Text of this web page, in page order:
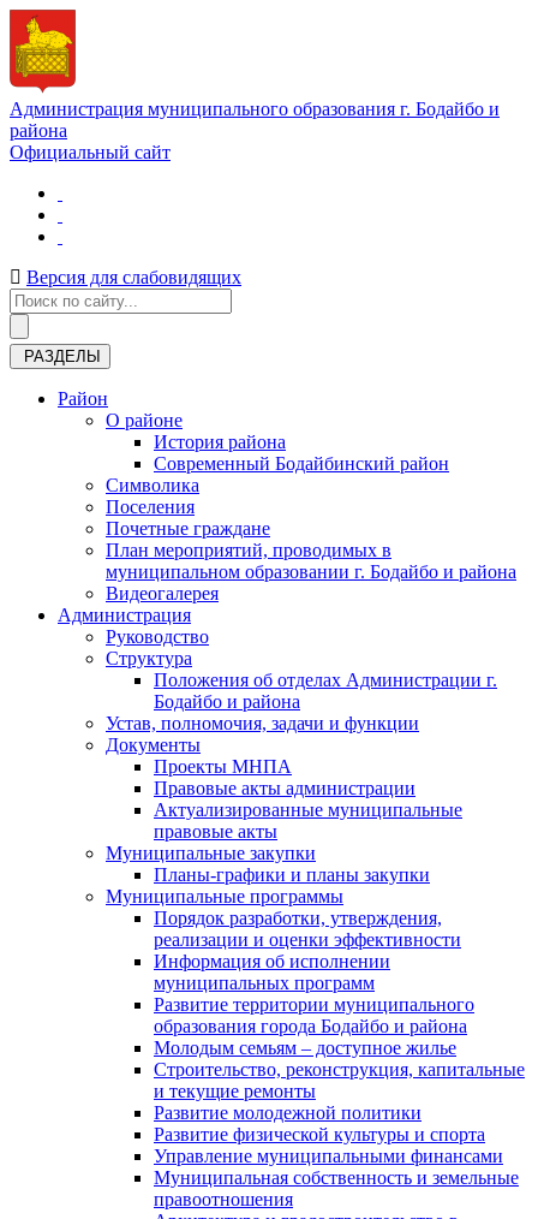
Администрация муниципального образования г. Бодайбо и
района
Официальный сайт
Версия для слабовидящих
РАЗДЕЛЫ
Район
О районе
История района
Современный Бодайбинский район
Символика
Поселения
Почетные граждане
План мероприятий, проводимых в
муниципальном образовании г. Бодайбо и района
Видеогалерея
Администрация
Руководство
Структура
Положения об отделах Администрации г.
Бодайбо и района
Устав, полномочия, задачи и функции
Документы
Проекты МНПА
Правовые акты администрации
Актуализированные муниципальные
правовые акты
Муниципальные закупки
Планы-графики и планы закупки
Муниципальные программы
Порядок разработки, утверждения,
реализации и оценки эффективности
Информация об исполнении
муниципальных программ
Развитие территории муниципального
образования города Бодайбо и района
Молодым семьям – доступное жилье
Строительство, реконструкция, капитальные
и текущие ремонты
Развитие молодежной политики
Развитие физической культуры и спорта
Управление муниципальными финансами
Муниципальная собственность и земельные
правоотношения